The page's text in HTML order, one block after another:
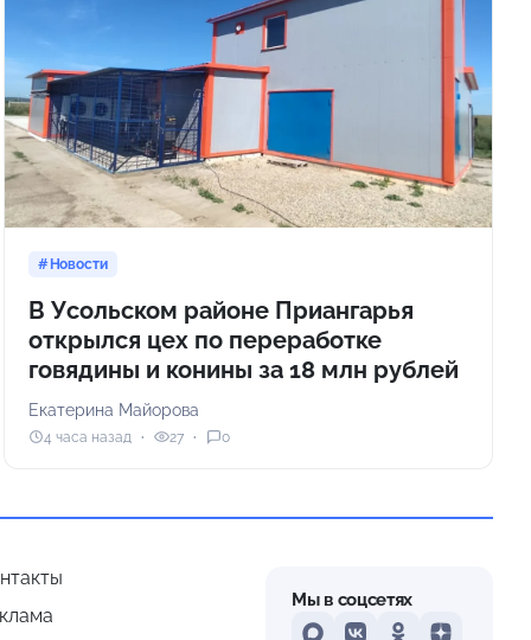
Новости
В Усольском районе Приангарья
открылся цех по переработке
говядины и конины за 18 млн рублей
Екатерина Майорова
4 часа назад 27 0
Мы в соцсетях